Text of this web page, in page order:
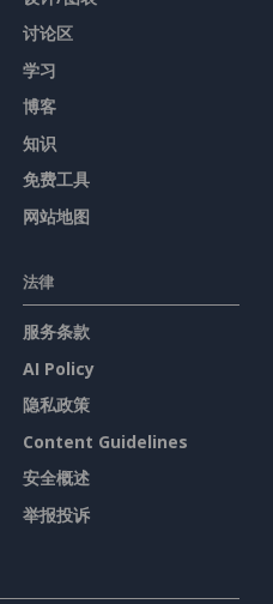
讨论区
学习
博客
知识
免费工具
网站地图
法律
服务条款
AI Policy
隐私政策
Content Guidelines
安全概述
举报投诉